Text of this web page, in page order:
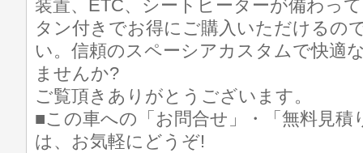
装置、ETC、シートヒーターが備わっ
タン付きでお得にご購入いただけるの
い。信頼のスペーシアカスタムで快適
ませんか?
ご覧頂きありがとうございます。
■この車への「お問合せ」・「無料見積
は、お気軽にどうぞ!